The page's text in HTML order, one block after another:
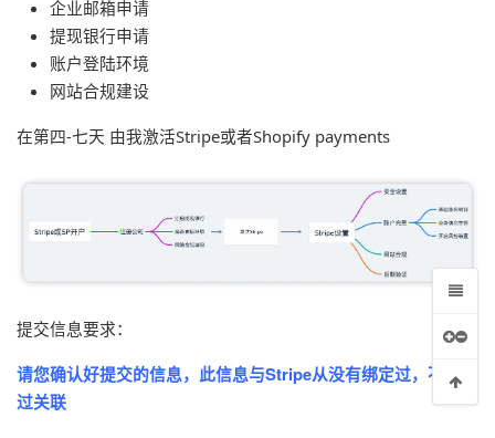
企业邮箱申请
提现银行申请
账户登陆环境
网站合规建设
在第四-七天 由我激活Stripe或者Shopify payments
提交信息要求：
请您确认好提交的信息，此信息与Stripe从没有绑定过，不能有
过关联